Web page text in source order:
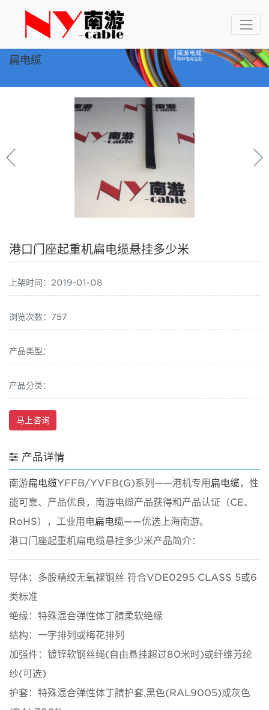
扁电缆
港口门座起重机扁电缆悬挂多少米
上架时间：2019-01-08
浏览次数：757
产品类型：
产品分类：
马上咨询
产品详情
南游扁电缆YFFB/YVFB(G)系列——港机专用 扁电缆，性
能可靠、产品优良，南游电缆产品获得和产品认证（CE、
RoHS），工业用电扁电缆——优选上海南游。
港口门座起重机扁电缆悬挂多少米产品简介：
导体：多股精绞无氧裸铜丝 符合VDE0295 CLASS 5或6
类标准
绝缘：特殊混合弹性体丁腈柔软绝缘
结构：一字排列或梅花排列
加强件：镀锌软钢丝绳(自由悬挂超过80米时)或纤维芳纶
纱(可选)
护套：特殊混合弹性体丁腈护套,黑色(RAL9005)或灰色